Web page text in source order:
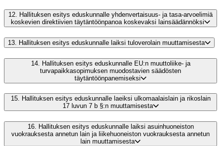
12. Hallituksen esitys eduskunnalle yhdenvertaisuus- ja tasa-arvoelimiä
koskevien direktiivien täytäntöönpanoa koskevaksi lainsäädännöksi
13. Hallituksen esitys eduskunnalle laiksi tuloverolain muuttamisesta
14. Hallituksen esitys eduskunnalle EU:n muuttoliike- ja
turvapaikkasopimuksen muodostavien säädösten
täytäntöönpanemiseksi
15. Hallituksen esitys eduskunnalle laeiksi ulkomaalaislain ja rikoslain
17 luvun 7 b §:n muuttamisesta
16.
Hallituksen esitys eduskunnalle laiksi asuinhuoneiston
vuokrauksesta annetun lain ja liikehuoneiston vuokrauksesta annetun
lain muuttamisesta